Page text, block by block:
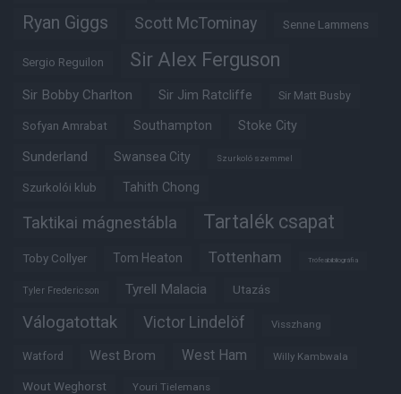
Ryan Giggs Scott McTominay Senne Lammens
Sergio Reguilon Sir Alex Ferguson
Sir Bobby Charlton Sir Jim Ratcliffe Sir Matt Busby
Sofyan Amrabat Southampton Stoke City
Sunderland Swansea City Szurkoló szemmel
Szurkolói klub Tahith Chong
Taktikai mágnestábla Tartalék csapat
Toby Collyer Tom Heaton Tottenham Trófeabibliográfia
Tyler Fredericson Tyrell Malacia Utazás
Válogatottak Victor Lindelöf Visszhang
Watford West Brom West Ham Willy Kambwala
Wout Weghorst Youri Tielemans